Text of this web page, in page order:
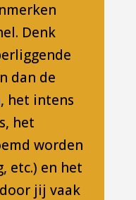
Denk
dan de
het intens
het
worden
etc.) en het
jij vaak